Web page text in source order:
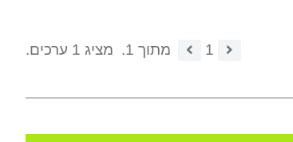
1 מתוך 1.
מציג 1 ערכים.